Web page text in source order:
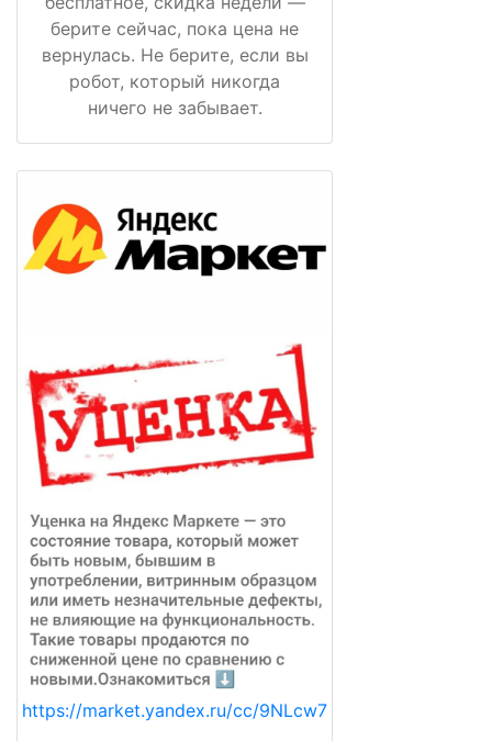
берите сейчас, пока цена не
вернулась. Не берите, если вы
робот, который никогда
ничего не забывает.
https://market.yandex.ru/cc/9NLcw7